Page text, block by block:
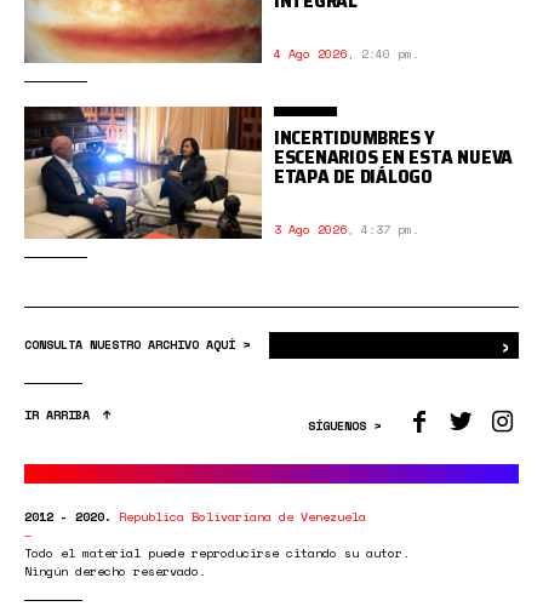
4 Ago 2026, 2:40 pm.
INCERTIDUMBRES Y
ESCENARIOS EN ESTA NUEVA
ETAPA DE DIÁLOGO
3 Ago 2026, 4:37 pm.
CONSULTA NUESTRO ARCHIVO AQUÍ > ›
IR ARRIBA
SÍGUENOS >
2012 - 2020. República Bolivariana de Venezuela
Todo el material puede reproducirse citando su autor.
Ningún derecho reservado.